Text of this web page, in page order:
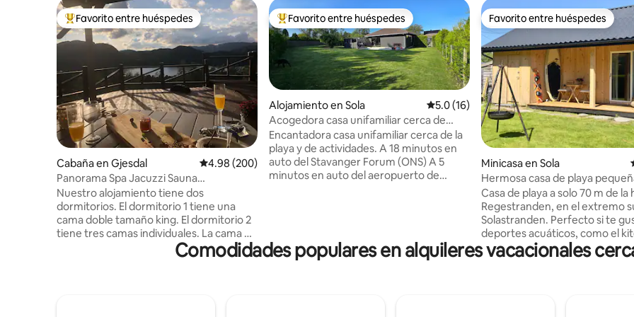
Favorito entre huéspedes preferido
Favorito entre huéspedes
Cabaña en Gjesdal Calificación promedio: 4.98 de 5, 200 reseñas
4.98 (200)
Panorama Spa Jacuzzi Sauna
Senderismo Pesca Privado
Nuestro alojamiento tiene dos
dormitorios. El dormitorio 1 tiene una
cama doble tamaño king. El dormitorio 2
tiene tres camas individuales. La cama en
el loft tiene 120 cm de ancho.
Encontrarás un baño con ducha,
Favorito entre huéspedes preferido
Favorito entre huéspedes
Alojamiento en Sola Calificación promedio: 5.0 de 5, 16 reseñas
5.0 (16)
Acogedora casa unifamiliar cerca de
Solastranden
Encantadora casa unifamiliar cerca de la
playa y de actividades. A 18 minutos en
auto del Stavanger Forum (ONS) A 5
minutos en auto del aeropuerto de
frisbee golf y el campo de golf. Perfecto
tanto para la relajación como para los días
Favorito entre huéspedes
Favorito entre huéspedes
Minicasa en Sola
Hermosa casa de playa
renovada
Casa de playa a solo 70 m de la
Regestranden, en el extremo
Solastranden. Perfecto si te
deportes acuáticos, como el
foiling o el surf. O
en la playa. 100 km con playas
sofá cama doble en el salón
Comodidades populares en alquileres vacacionales